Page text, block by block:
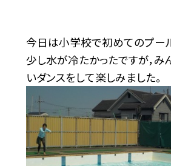
今日は小学校で初めてのプー
少し水が冷たかったですが，
いダンスをして楽しみました。